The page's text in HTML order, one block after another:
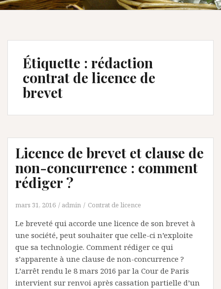
Étiquette : rédaction
contrat de licence de
brevet
Licence de brevet et clause de
non-concurrence : comment
rédiger ?
mars 31, 2016 admin Contrat de licence
Le breveté qui accorde une licence de son brevet à
une société, peut souhaiter que celle-ci n’exploite
que sa technologie. Comment rédiger ce qui
s’apparente à une clause de non-concurrence ?
L’arrêt rendu le 8 mars 2016 par la Cour de Paris
intervient sur renvoi après cassation partielle d’un